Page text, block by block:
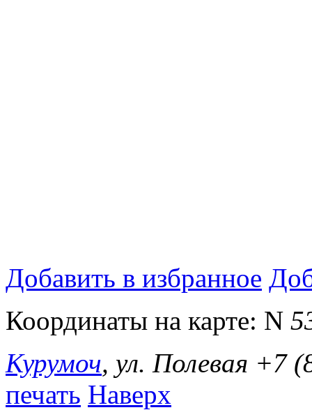
Добавить в избранное
Координаты на карте: N
Курумоч, ул. Полевая +7
печать Наверх